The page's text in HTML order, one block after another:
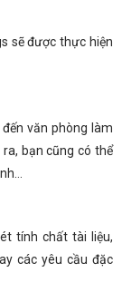
sẽ được thực hiện
văn phòng làm
ra, bạn cũng có thể
tính chất tài liệu,
các yêu cầu đặc